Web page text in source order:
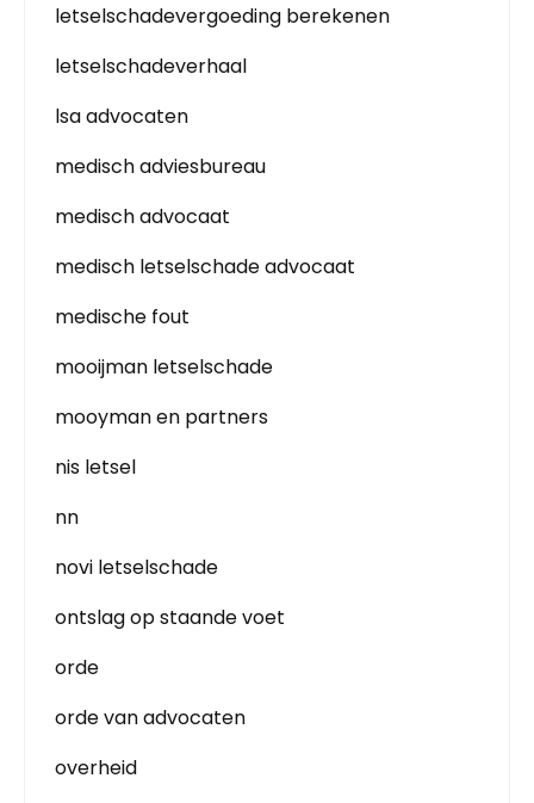
letselschadevergoeding berekenen
letselschadeverhaal
lsa advocaten
medisch adviesbureau
medisch advocaat
medisch letselschade advocaat
medische fout
mooijman letselschade
mooyman en partners
nis letsel
nn
novi letselschade
ontslag op staande voet
orde
orde van advocaten
overheid